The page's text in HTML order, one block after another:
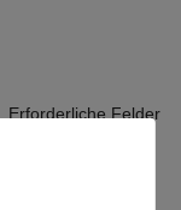
Erforderliche Felder